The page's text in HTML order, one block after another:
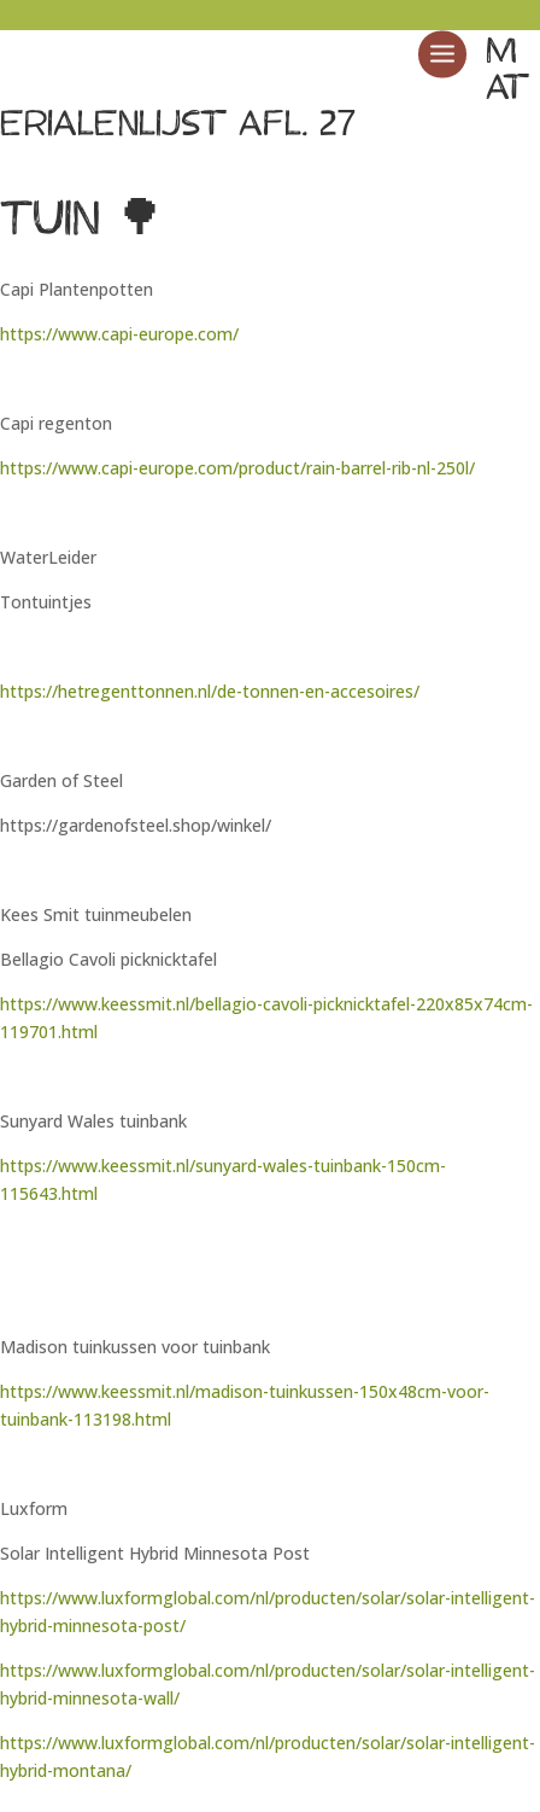
M
at
erialenlijst afl. 27
Tuin 🌳
Capi Plantenpotten
https://www.capi-europe.com/
Capi regenton
https://www.capi-europe.com/product/rain-barrel-rib-nl-250l/
WaterLeider
Tontuintjes
https://hetregenttonnen.nl/de-tonnen-en-accesoires/
Garden of Steel
https://gardenofsteel.shop/winkel/
Kees Smit tuinmeubelen
Bellagio Cavoli picknicktafel
https://www.keessmit.nl/bellagio-cavoli-picknicktafel-220x85x74cm-
119701.html
Sunyard Wales tuinbank
https://www.keessmit.nl/sunyard-wales-tuinbank-150cm-
115643.html
Madison tuinkussen voor tuinbank
https://www.keessmit.nl/madison-tuinkussen-150x48cm-voor-
tuinbank-113198.html
Luxform
Solar Intelligent Hybrid Minnesota Post
https://www.luxformglobal.com/nl/producten/solar/solar-intelligent-
hybrid-minnesota-post/
https://www.luxformglobal.com/nl/producten/solar/solar-intelligent-
hybrid-minnesota-wall/
https://www.luxformglobal.com/nl/producten/solar/solar-intelligent-
hybrid-montana/